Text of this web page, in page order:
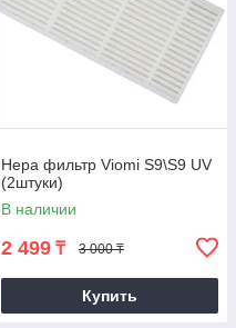
Hepa фильтр Viomi S9\S9 UV
(2штуки)
В наличии
2 499 ₸ 3 000 ₸
Купить